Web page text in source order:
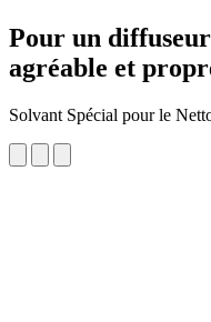
Pour un
agréable et
Solvant Spécial pour le